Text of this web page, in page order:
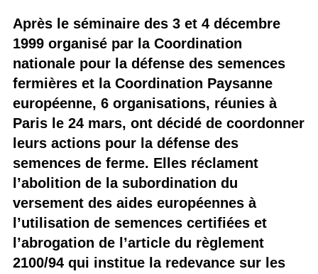
Après le séminaire des 3 et 4 décembre
1999 organisé par la Coordination
nationale pour la défense des semences
fermières et la Coordination Paysanne
européenne, 6 organisations, réunies à
Paris le 24 mars, ont décidé de coordonner
leurs actions pour la défense des
semences de ferme. Elles réclament
l’abolition de la subordination du
versement des aides européennes à
l’utilisation de semences certifiées et
l’abrogation de l’article du règlement
2100/94 qui institue la redevance sur les